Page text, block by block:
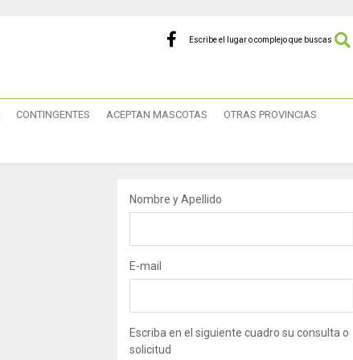
Escribe el lugar o complejo que buscas
CONTINGENTES ACEPTAN MASCOTAS OTRAS PROVINCIAS
Nombre y Apellido
E-mail
Escriba en el siguiente cuadro su consulta o
solicitud